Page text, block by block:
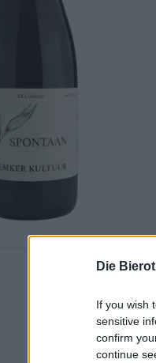
Die
If you wish
sensitive
confirm
continue